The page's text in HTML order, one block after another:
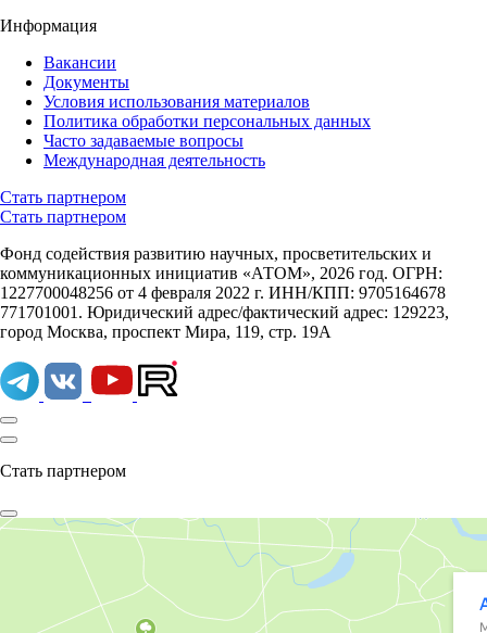
Информация
Вакансии
Документы
Условия использования материалов
Политика обработки персональных данных
Часто задаваемые вопросы
Международная деятельность
Стать партнером
Стать партнером
Фонд содействия развитию научных, просветительских и
коммуникационных инициатив «АТОМ», 2026 год. ОГРН:
1227700048256 от 4 февраля 2022 г. ИНН/КПП: 9705164678
771701001. Юридический адрес/фактический адрес: 129223,
город Москва, проспект Мира, 119, стр. 19А
Стать партнером